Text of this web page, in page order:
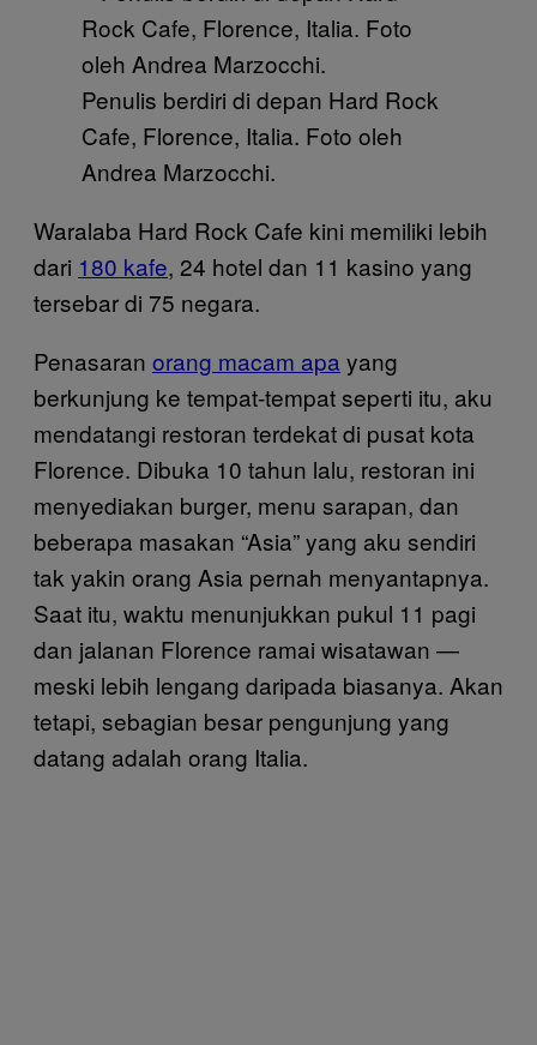
Penulis berdiri di depan Hard Rock
Cafe, Florence, Italia. Foto oleh
Andrea Marzocchi.
Waralaba Hard Rock Cafe kini memiliki lebih
dari 180 kafe, 24 hotel dan 11 kasino yang
tersebar di 75 negara.
Penasaran orang macam apa yang
berkunjung ke tempat-tempat seperti itu, aku
mendatangi restoran terdekat di pusat kota
Florence. Dibuka 10 tahun lalu, restoran ini
menyediakan burger, menu sarapan, dan
beberapa masakan “Asia” yang aku sendiri
tak yakin orang Asia pernah menyantapnya.
Saat itu, waktu menunjukkan pukul 11 pagi
dan jalanan Florence ramai wisatawan —
meski lebih lengang daripada biasanya. Akan
tetapi, sebagian besar pengunjung yang
datang adalah orang Italia.